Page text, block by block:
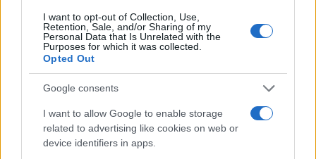
I want to opt-out of Collection, Use,
Retention, Sale, and/or Sharing of my
Personal Data that Is Unrelated with the
Purposes for which it was collected.
Opted Out
Google consents
I want to allow Google to enable storage
related to advertising like cookies on web or
device identifiers in apps.